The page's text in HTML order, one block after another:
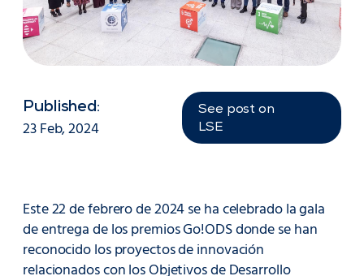
Published:
23 Feb, 2024
See post on
LSE
Este 22 de febrero de 2024 se ha celebrado la gala
de entrega de los premios Go!ODS donde se han
reconocido los proyectos de innovación
relacionados con los Objetivos de Desarrollo